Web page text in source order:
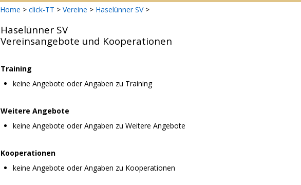
Home > click-TT > Vereine > Haselünner SV>
Haselünner SV
Vereinsangebote und Kooperationen
Training
keine Angebote oder Angaben zu Training
Weitere Angebote
keine Angebote oder Angaben zu Weitere Angebote
Kooperationen
keine Angebote oder Angaben zu Kooperationen